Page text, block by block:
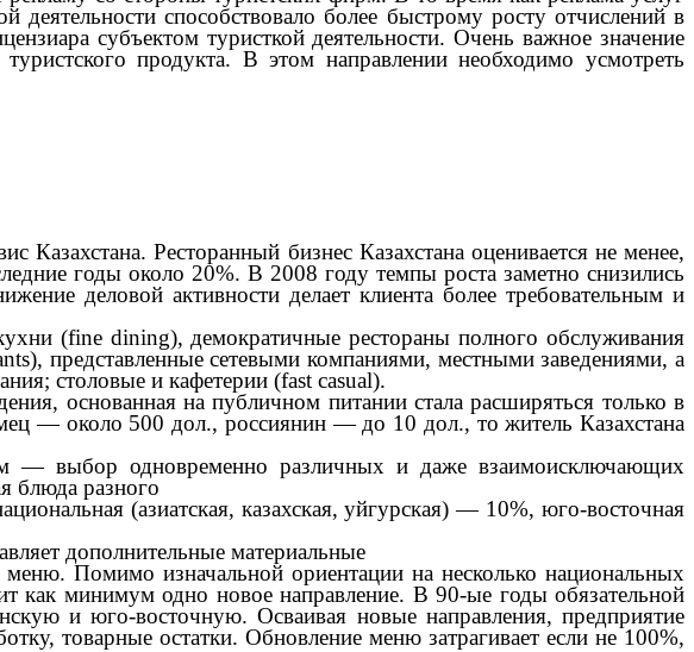
деятельности способствовало более быстрому росту отчислений в
субъектом туристкой деятельности. Очень важное значение
продукта. В этом направлении необходимо усмотреть
Ресторанный бизнес Казахстана оценивается не менее,
годы около 20%. В 2008 году темпы роста заметно снизились
деловой активности делает клиента более требовательным и
(fine dining), демократичные рестораны полного обслуживания
представленные сетевыми компаниями, местными заведениями, а
столовые и кафетерии (fast casual).
основанная на публичном питании стала расширяться только в
— около 500 дол., россиянин — до 10 дол., то житель Казахстана
выбор одновременно различных и даже взаимоисключающих
блюда разного
(азиатская, казахская, уйгурская) — 10%, юго-восточная
дополнительные материальные
Помимо изначальной ориентации на несколько национальных
как минимум одно новое направление. В 90-ые годы обязательной
и юго-восточную. Осваивая новые направления, предприятие
товарные остатки. Обновление меню затрагивает если не 100%,